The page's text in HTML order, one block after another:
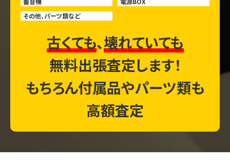
その他、パーツ類など
古くても、壊れていても
無料出張査定します！
もちろん付属品やパーツ類も
高額査定